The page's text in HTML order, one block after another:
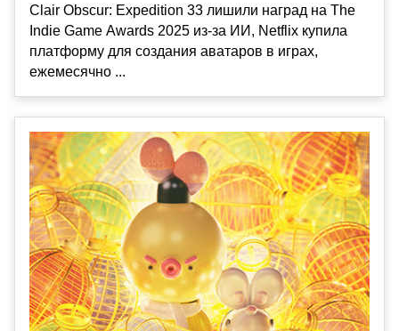
Clair Obscur: Expedition 33 лишили наград на The
Indie Game Awards 2025 из-за ИИ, Netflix купила
платформу для создания аватаров в играх,
ежемесячно ...